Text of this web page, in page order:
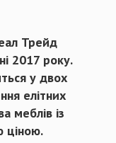
Трейд
2017 року.
у двох
елітних
меблів із
ціною.